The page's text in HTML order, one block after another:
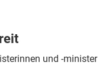
und -